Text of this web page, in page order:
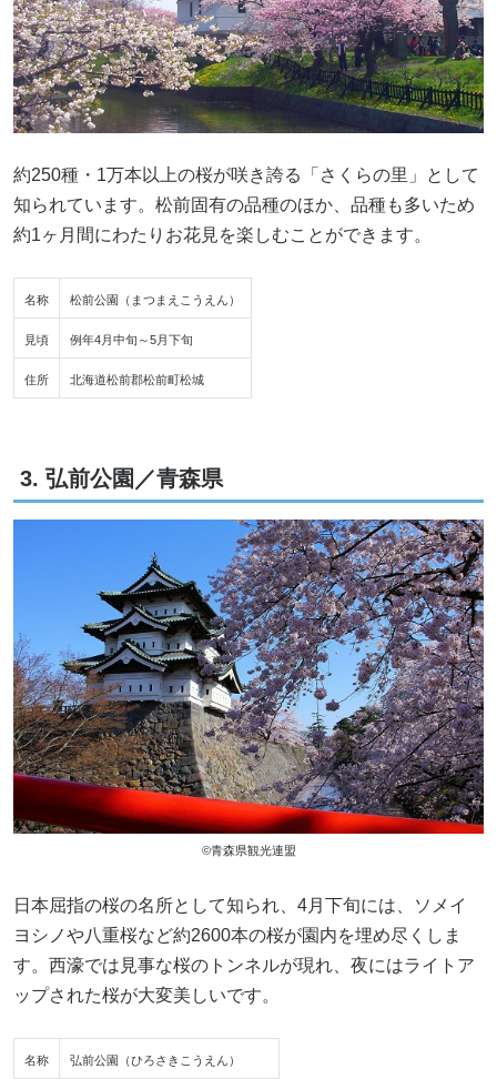
約250種・1万本以上の桜が咲き誇る「さくらの里」として
知られています。松前固有の品種のほか、品種も多いため
約1ヶ月間にわたりお花見を楽しむことができます。
名称 松前公園（まつまえこうえん）
見頃 例年4月中旬～5月下旬
住所 北海道松前郡松前町松城
3. 弘前公園／青森県
©青森県観光連盟
日本屈指の桜の名所として知られ、4月下旬には、ソメイ
ヨシノや八重桜など約2600本の桜が園内を埋め尽くしま
す。西濠では見事な桜のトンネルが現れ、夜にはライトア
ップされた桜が大変美しいです。
名称 弘前公園（ひろさきこうえん）